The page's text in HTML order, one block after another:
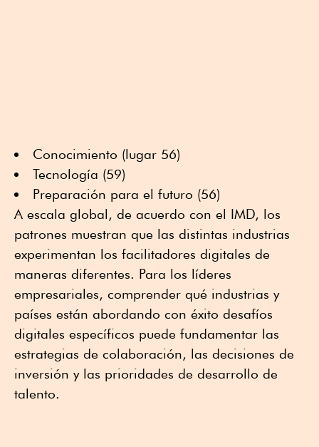
Conocimiento (lugar 56)
Tecnología (59)
Preparación para el futuro (56)
A escala global, de acuerdo con el IMD, los
patrones muestran que las distintas industrias
experimentan los facilitadores digitales de
maneras diferentes. Para los líderes
empresariales, comprender qué industrias y
países están abordando con éxito desafíos
digitales específicos puede fundamentar las
estrategias de colaboración, las decisiones de
inversión y las prioridades de desarrollo de
talento.